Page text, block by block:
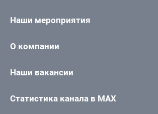
Наши мероприятия
О компании
Наши вакансии
Статистика канала в MAX